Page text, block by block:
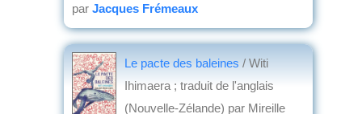
par Jacques Frémeaux
Le pacte des baleines / Witi
Ihimaera ; traduit de l'anglais
(Nouvelle-Zélande) par Mireille